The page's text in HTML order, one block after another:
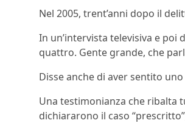
Nel 2005, trent’anni dopo il
In un’intervista televisiva e poi
quattro. Gente grande, che
Disse anche di aver sentito
Una testimonianza che ribalta
dichiararono il caso